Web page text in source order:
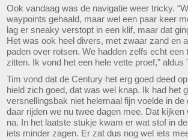
Ook vandaag was de navigatie weer tricky.
waypoints gehaald, maar wel een paar keer
lag er sneaky verstopt in een klif, maar dat
Het was ook heel divers, met zwaar zand en
paden over rotsen. We hadden zelfs echt een
zitten. Ik vond het een hele vette proef,” aldus
Tim vond dat de Century het erg goed deed
hield zich goed, dat was wel knap. Ik had het
versnellingsbak niet helemaal fijn voelde in de
daar rijden we nu twee dagen mee. Dat
na. In het laatste stukje kwam er wat stof in
iets minder zagen. Er zat dus nog wel iets